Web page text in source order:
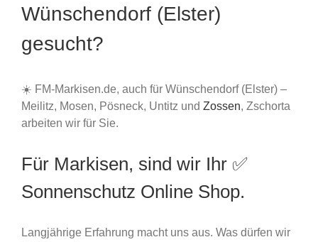
Wünschendorf (Elster)
gesucht?
☀️ FM-Markisen.de, auch für Wünschendorf (Elster) –
Meilitz, Mosen, Pösneck, Untitz und Zossen, Zschorta
arbeiten wir für Sie.
Für Markisen, sind wir Ihr ✅
Sonnenschutz Online Shop.
Langjährige Erfahrung macht uns aus. Was dürfen wir